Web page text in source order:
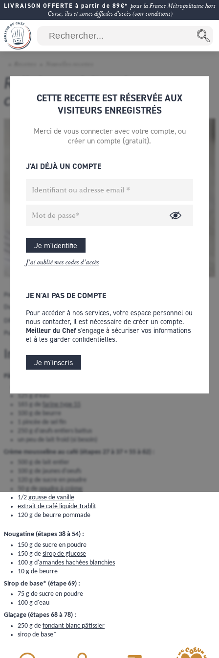
LIVRAISON OFFERTE à partir de 89€* pour la France Métropolitaine hors
Corse, îles et zones difficiles d'accès (voir conditions)
CETTE RECETTE EST RÉSERVÉE AUX
VISITEURS ENREGISTRÉS
Merci de vous connecter avec votre compte, ou
créer un compte (gratuit).
J'AI DÉJÀ UN COMPTE
Identifiant ou adresse email *
Mot de passe*
Je m'identifie
J'ai oublié mes codes d'accès
JE N'AI PAS DE COMPTE
Pour accéder à nos services, votre espace personnel ou
nous contacter, il est nécessaire de créer un compte.
Meilleur du Chef s'engage à sécuriser vos informations
et à les garder confidentielles.
Je m'inscris
Religieuse à l'ancienne au
café
Pour : 8 personnes
Difficulté :
Publiée le :3 juin 2025
3 commentaires
Ingrédients pour 8 personnes :
Pâte à choux (étapes 1 à 19) :
125 g d'eau
farine type 55
100 g de beurre
1 pincée de sel fin
250 g d'œufs entiers battus
un peu de lait froid (si besoin)
Crème mousseline au café (étapes 27 à 37 + 55 à 62) :
100 g de jaunes d'oeufs
poudre à crème
1/2 gousse de vanille
extrait de café liquide Trablit
120 g de beurre pommade
Nougatine (étapes 38 à 54) :
150 g de sucre en poudre
150 g de sirop de glucose
100 g d'amandes hachées blanchies
10 g de beurre
Sirop de base* (étape 69) :
75 g de sucre en poudre
100 g d'eau
Glaçage (étapes 68 à 78) :
250 g de fondant blanc pâtissier
sirop de base*
Caramel (étapes 88 à 92) :